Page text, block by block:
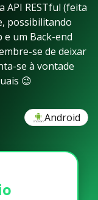
API RESTful (feita
possibilitando
um Back-end
se de deixar
se à vontade
😉
Android